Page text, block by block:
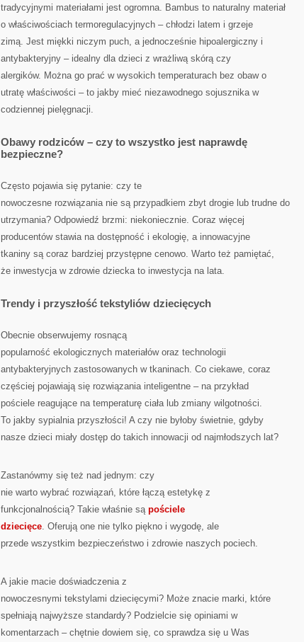
tradycyjnymi materiałami jest ogromna. Bambus to naturalny materiał
o właściwościach termoregulacyjnych – chłodzi latem i grzeje
zimą. Jest miękki niczym puch, a jednocześnie hipoalergiczny i
antybakteryjny – idealny dla dzieci z wrażliwą skórą czy
alergików. Można go prać w wysokich temperaturach bez obaw o
utratę właściwości – to jakby mieć niezawodnego sojusznika w
codziennej pielęgnacji.
Obawy rodziców – czy to wszystko jest naprawdę
bezpieczne?
Często pojawia się pytanie: czy te
nowoczesne rozwiązania nie są przypadkiem zbyt drogie lub trudne do
utrzymania? Odpowiedź brzmi: niekoniecznie. Coraz więcej
producentów stawia na dostępność i ekologię, a innowacyjne
tkaniny są coraz bardziej przystępne cenowo. Warto też pamiętać,
że inwestycja w zdrowie dziecka to inwestycja na lata.
Trendy i przyszłość tekstyliów dziecięcych
Obecnie obserwujemy rosnącą
popularność ekologicznych materiałów oraz technologii
antybakteryjnych zastosowanych w tkaninach. Co ciekawe, coraz
częściej pojawiają się rozwiązania inteligentne – na przykład
pościele reagujące na temperaturę ciała lub zmiany wilgotności.
To jakby sypialnia przyszłości! A czy nie byłoby świetnie, gdyby
nasze dzieci miały dostęp do takich innowacji od najmłodszych lat?
Zastanówmy się też nad jednym: czy
nie warto wybrać rozwiązań, które łączą estetykę z
funkcjonalnością? Takie właśnie są pościele
dziecięce. Oferują one nie tylko piękno i wygodę, ale
przede wszystkim bezpieczeństwo i zdrowie naszych pociech.
A jakie macie doświadczenia z
nowoczesnymi tekstylami dziecięcymi? Może znacie marki, które
spełniają najwyższe standardy? Podzielcie się opiniami w
komentarzach – chętnie dowiem się, co sprawdza się u Was